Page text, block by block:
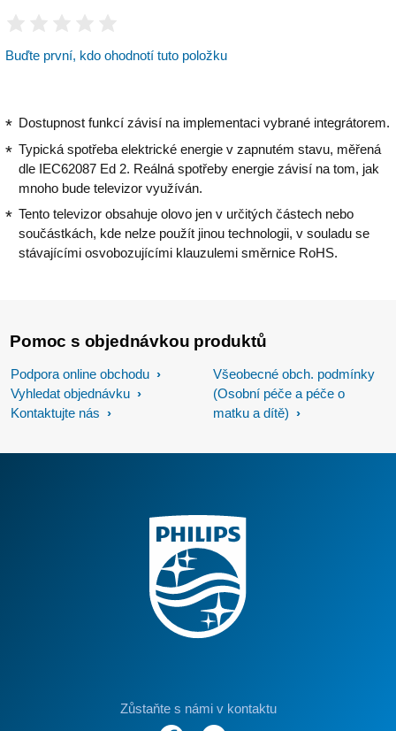
Buďte první, kdo ohodnotí tuto položku
Dostupnost funkcí závisí na implementaci vybrané integrátorem.
Typická spotřeba elektrické energie v zapnutém stavu, měřená
dle IEC62087 Ed 2. Reálná spotřeby energie závisí na tom, jak
mnoho bude televizor využíván.
Tento televizor obsahuje olovo jen v určitých částech nebo
součástkách, kde nelze použít jinou technologii, v souladu se
stávajícími osvobozujícími klauzulemi směrnice RoHS.
Pomoc s objednávkou produktů
Podpora online obchodu
Vyhledat objednávku
Kontaktujte nás
Všeobecné obch. podmínky
(Osobní péče a péče o
matku a dítě)
Zůstaňte s námi v kontaktu